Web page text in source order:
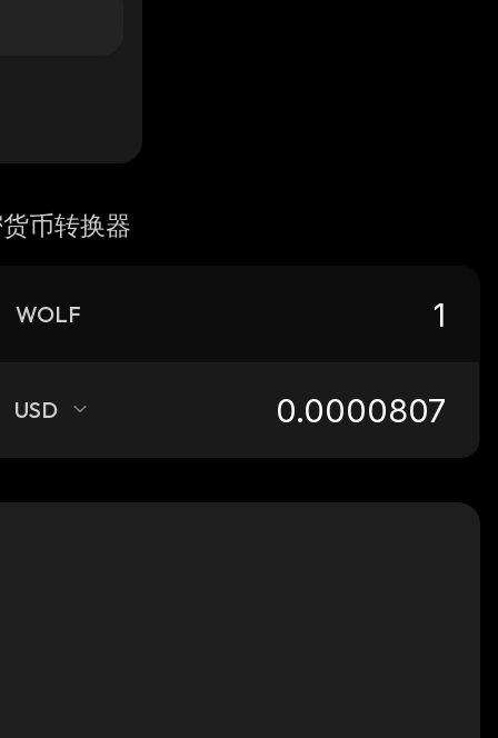
币转换器
WOLF
USD